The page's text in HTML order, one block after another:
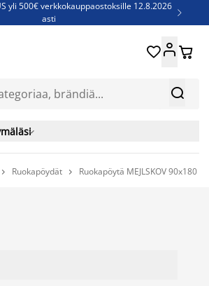
yli 500€ verkkokauppaostoksille 12.8.2026
asti

- Säästä jopa 60% 
 

 Ruokapöydät  Ruokapöytä MEJLSKOV 90x180